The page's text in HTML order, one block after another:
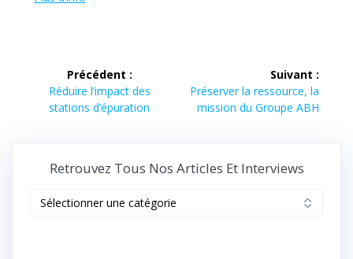
Navigation
Précédent :
Article
précédent :
Réduire l’impact des
stations d’épuration
Suivant :
Article
suivant :
Préserver la ressource, la
mission du Groupe ABH
Retrouvez Tous Nos Articles Et Interviews